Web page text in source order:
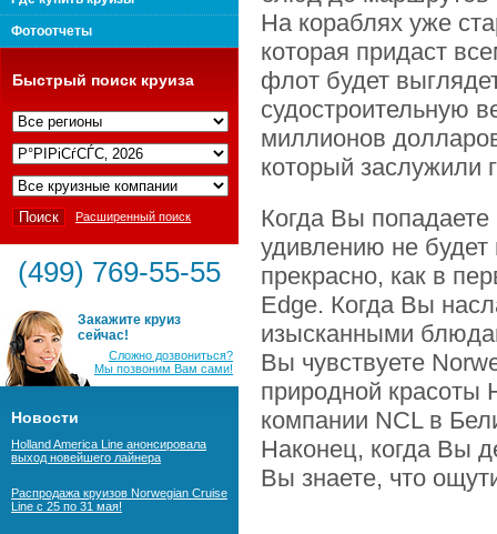
Интернешнл"
Фотоотчеты
Быстрый поиск круиза
Расширенный поиск
(499) 769-55-55
Закажите круиз
сейчас!
Сложно дозвониться?
Мы позвоним Вам сами!
Новости
Holland America Line анонсировала
выход новейшего лайнера
Распродажа круизов Norwegian Cruise
Line с 25 по 31 мая!
На кораблях уже
которая придаст
флот будет
судостроительную
миллионов
который заслужили
Когда Вы
удивлению не будет
прекрасно, как в
Edge. Когда Вы
изысканными
Вы чувствуете
природной красоты
компании NCL в
Наконец, когда Вы
Вы знаете, что